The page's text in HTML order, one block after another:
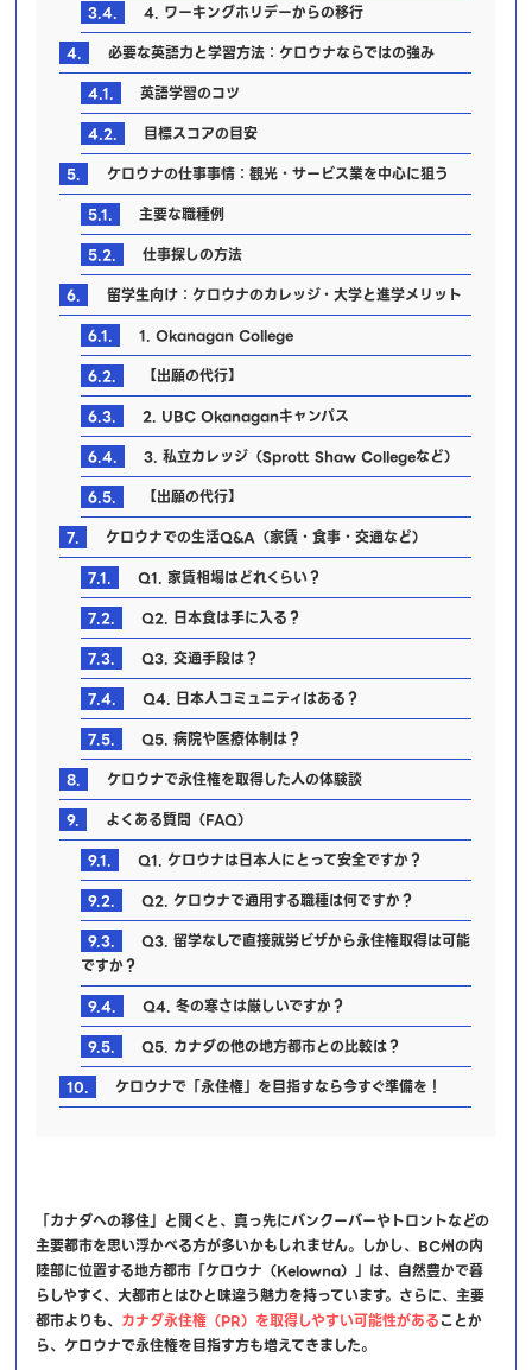
3.4.
4. ワーキングホリデーからの移行
4.
必要な英語力と学習方法：ケロウナならではの強み
4.1.
英語学習のコツ
4.2.
目標スコアの目安
5.
ケロウナの仕事事情：観光・サービス業を中心に狙う
5.1.
主要な職種例
5.2.
仕事探しの方法
6.
留学生向け：ケロウナのカレッジ・大学と進学メリット
6.1.
1. Okanagan College
6.2.
【出願の代行】
6.3.
2. UBC Okanaganキャンパス
6.4.
3. 私立カレッジ（Sprott Shaw Collegeなど）
6.5.
【出願の代行】
7.
ケロウナでの生活Q&A（家賃・食事・交通など）
7.1.
Q1. 家賃相場はどれくらい？
7.2.
Q2. 日本食は手に入る？
7.3.
Q3. 交通手段は？
7.4.
Q4. 日本人コミュニティはある？
7.5.
Q5. 病院や医療体制は？
8.
ケロウナで永住権を取得した人の体験談
9.
よくある質問（FAQ）
9.1.
Q1. ケロウナは日本人にとって安全ですか？
9.2.
Q2. ケロウナで通用する職種は何ですか？
9.3.
Q3. 留学なしで直接就労ビザから永住権取得は可能
ですか？
9.4.
Q4. 冬の寒さは厳しいですか？
9.5.
Q5. カナダの他の地方都市との比較は？
10.
ケロウナで「永住権」を目指すなら今すぐ準備を！
「カナダへの移住」と聞くと、真っ先にバンクーバーやトロントなどの
主要都市を思い浮かべる方が多いかもしれません。しかし、BC州の内
陸部に位置する地方都市「ケロウナ（Kelowna）」は、自然豊かで暮
らしやすく、大都市とはひと味違う魅力を持っています。さらに、主要
都市よりも、 カナダ永住権（PR）を取得しやすい可能性があることか
ら、ケロウナで永住権を目指す方も増えてきました。